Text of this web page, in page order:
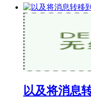
以及将消息